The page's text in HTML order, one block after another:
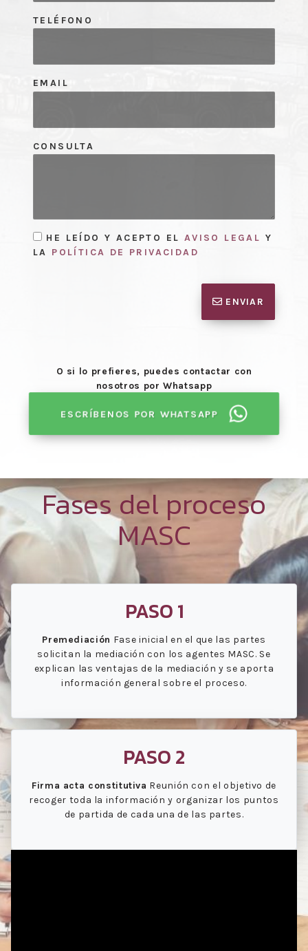
TELÉFONO
EMAIL
CONSULTA
HE LEÍDO Y ACEPTO EL AVISO LEGAL Y
LA POLÍTICA DE PRIVACIDAD
ENVIAR
O si lo prefieres, puedes contactar con
nosotros por Whatsapp
ESCRÍBENOS POR WHATSAPP
Fases del proceso
MASC
PASO 1
Premediación Fase inicial en el que las partes
solicitan la mediación con los agentes MASC. Se
explican las ventajas de la mediación y se aporta
información general sobre el proceso.
PASO 2
Firma acta constitutiva Reunión con el objetivo de
recoger toda la información y organizar los puntos
de partida de cada una de las partes.